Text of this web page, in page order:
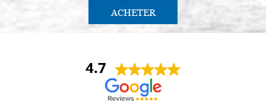
ACHETER
4.7